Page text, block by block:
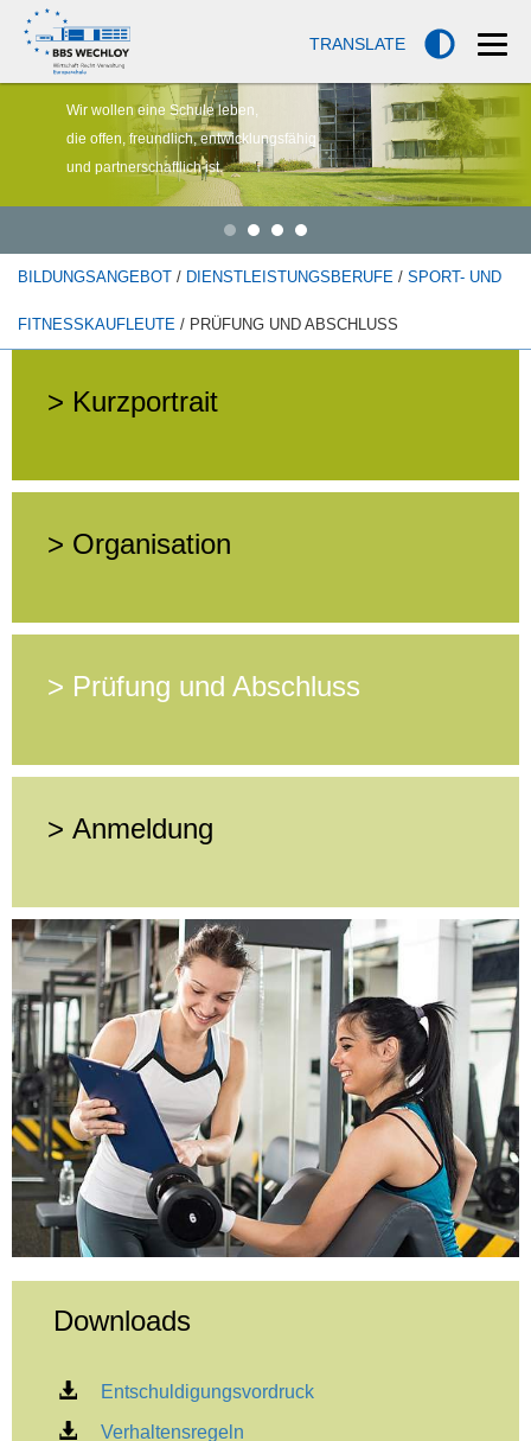
TRANSLATE
Wir wollen eine Schule leben,
die offen, freundlich, entwicklungsfähig
und partnerschaftlich ist.
BILDUNGSANGEBOT / DIENSTLEISTUNGSBERUFE / SPORT- UND
FITNESSKAUFLEUTE / PRÜFUNG UND ABSCHLUSS
> Kurzportrait
> Organisation
> Prüfung und Abschluss
> Anmeldung
Downloads
Entschuldigungsvordruck
Verhaltensregeln